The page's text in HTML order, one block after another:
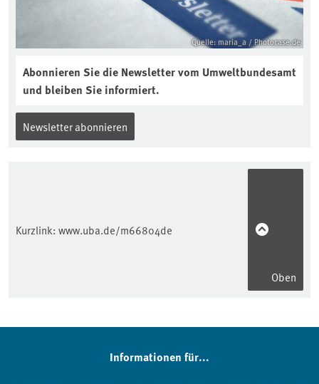
Quelle: maria_a / Photocase.de
Abonnieren Sie die Newsletter vom Umweltbundesamt
und bleiben Sie informiert.
Newsletter abonnieren
Kurzlink: www.uba.de/m66804de
Oben
Informationen für...